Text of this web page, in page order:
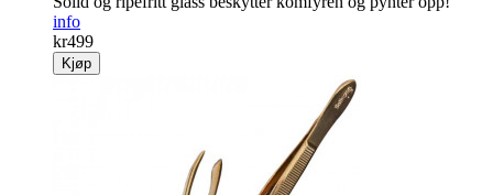
info
kr499
Kjøp